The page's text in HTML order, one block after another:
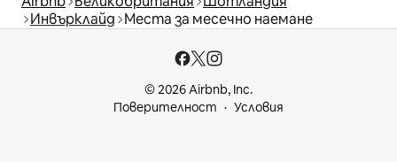
Инвърклайд Места за месечно наемане
© 2026 Airbnb, Inc.
Поверителност
Условия